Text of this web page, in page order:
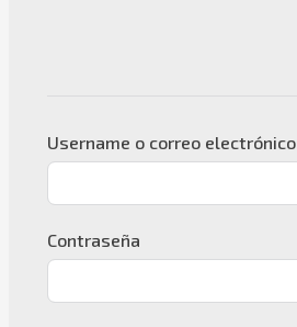
Username o correo electrónico
Contraseña